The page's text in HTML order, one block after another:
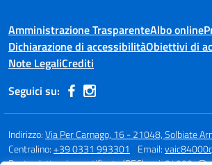
Amministrazione TrasparenteAlbo online
Dichiarazione di accessibilitàObiettivi di
Note LegaliCrediti
Seguici su:
Indirizzo:Via Per Carnago, 16 - 21048, Solbiate
Centralino:+39 0331 993301 Email: